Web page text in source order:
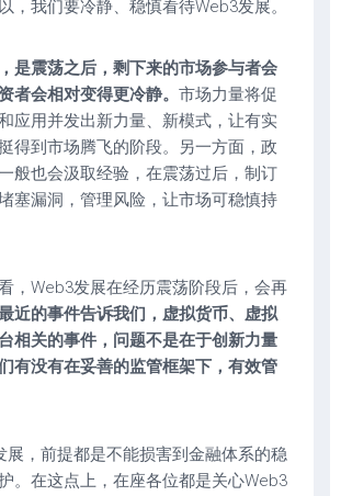
，我们要冷静、稳慎看待Web3发展。
是震荡之后，剩下来的市场参与者会
者会相对变得更冷静。 市场力量将促
应用并发出新力量、新模式，让有实
得到市场腾飞的阶段。另一方面，政
般也会汲取经验，在震荡过后，制订
塞漏洞，管理风险，让市场可稳慎持
，Web3发展在经历震荡阶段后，会再
近的事件告诉我们，虚拟货币、虚拟
相关的事件，问题不是在于创新力量
有没有在妥善的监管框架下，有效管
展，前提都是不能损害到金融体系的稳
。在这点上，在座各位都是关心Web3